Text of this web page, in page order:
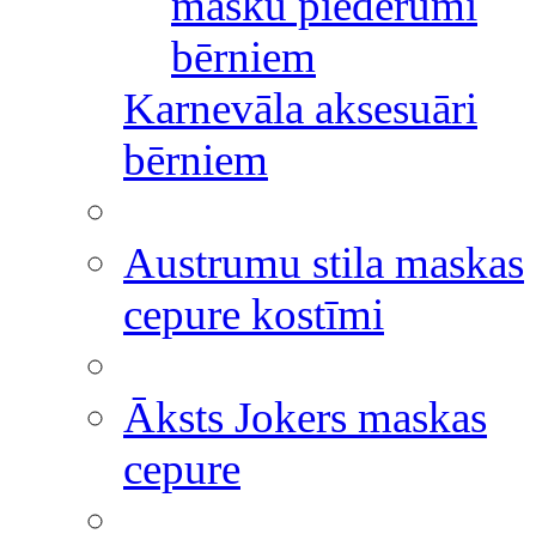
bērniem
Karnevāla aksesuāri
bērniem
Austrumu stila maskas
cepure kostīmi
Āksts Jokers maskas
cepure